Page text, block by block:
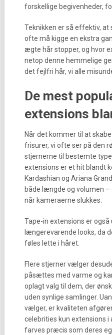
forskellige begivenheder,
Teknikken er så effektiv,
ofte må kigge en ekstra
ægte hår stopper, og hvor
netop denne hemmelige
det fejlfri hår, vi alle
De mest
extensions
Når det kommer til at
frisurer, vi ofte ser på den
stjernerne til bestemte
extensions er et hit blandt
Kardashian og Ariana
både længde og volumen –
når kameraerne slukkes.
Tape-in extensions er
længerevarende looks, da
føles lette i håret.
Flere stjerner vælger
påsættes med varme og
oplagt valg til dem, der
uden synlige samlinger.
vælger, er kvaliteten
celebrities kun extensions
farves præcis som deres